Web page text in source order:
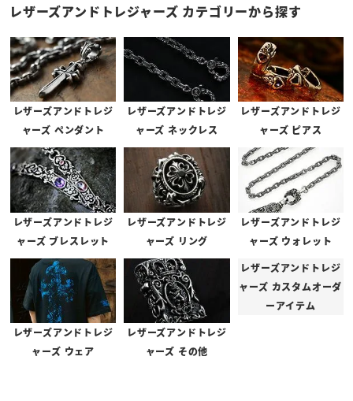
能となっております。
カスタムが可能な商品には、商品ページの「アイテム説明」の上に
「このアイテムは以下のカスタムが可能です。」と記載がございま
す。
※お見積りには1～2週間ほどお時間を頂戴する場合がございます。
※「新規会員クーポン」は原則対象外となっております。
※オーダー後のキャンセルやイメージの相違などの理由での返品は承りかねます。
予めご了承くださいませ。
スティングレイレザーの色変更について
スティングレイ・サンディッドスティングレイを使用したアイテム
は、ブランドオーダーでご注文の場合、スティングレイレザーの色を
変更することが可能となっております。
ご希望の方は、事前にお問い合わせをお願いいたします。
※商品ページでカラーがお選びいただける場合は、お問い合わせ不要でご注文いた
だけます。
レザーズアンドトレジャーズ カテゴリーから探す
レザーズアンドトレジ
ャーズ ペンダント
レザーズアンドトレジ
ャーズ ネックレス
レザーズアンドトレジ
ャーズ ピアス
レザーズアンドトレジ
ャーズ ブレスレット
レザーズアンドトレジ
ャーズ リング
レザーズアンドトレジ
ャーズ ウォレット
レザーズアンドトレジ
ャーズ ウェア
レザーズアンドトレジ
ャーズ その他
レザーズアンドトレジ
ャーズ カスタムオーダ
ーアイテム